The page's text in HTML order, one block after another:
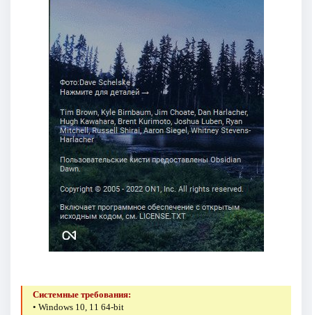
Системные требования:
• Windows 10, 11 64-bit